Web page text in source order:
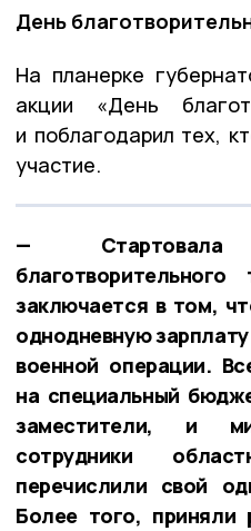
День
На планерке
акции «День
и поблагодарил тех,
участие.
—
заключается в том,
однодневную
военной операции.
на специальный
заместители, и
сотрудники
перечислили свой
Более того,